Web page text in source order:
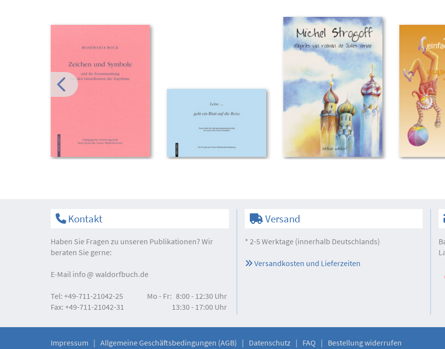
Kontakt
Haben Sie Fragen zu unseren Publikationen? Wir
beraten Sie gerne:
E-Mail info waldorfbuch.de
Tel: +49-711-21042-25
Fax: +49-711-21042-31
Mo - Fr: 8:00 - 12:30 Uhr
13:30 - 17:00 Uhr
Versand
* 2-5 Werktage (innerhalb Deutschlands)
Versandkosten und Lieferzeiten
Impressum Allgemeine Geschäftsbedingungen (AGB) Datenschutz FAQ
Bestellung widerrufen